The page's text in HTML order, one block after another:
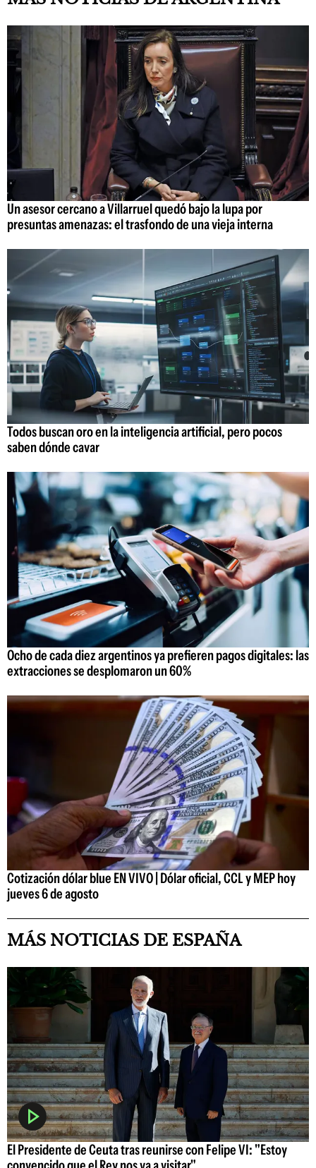
Un asesor cercano a Villarruel quedó bajo la lupa por
presuntas amenazas: el trasfondo de una vieja interna
Todos buscan oro en la inteligencia artificial, pero pocos
saben dónde cavar
Ocho de cada diez argentinos ya prefieren pagos digitales: las
extracciones se desplomaron un 60%
Cotización dólar blue EN VIVO | Dólar oficial, CCL y MEP hoy
jueves 6 de agosto
MÁS NOTICIAS DE ESPAÑA
El Presidente de Ceuta tras reunirse con Felipe VI: "Estoy